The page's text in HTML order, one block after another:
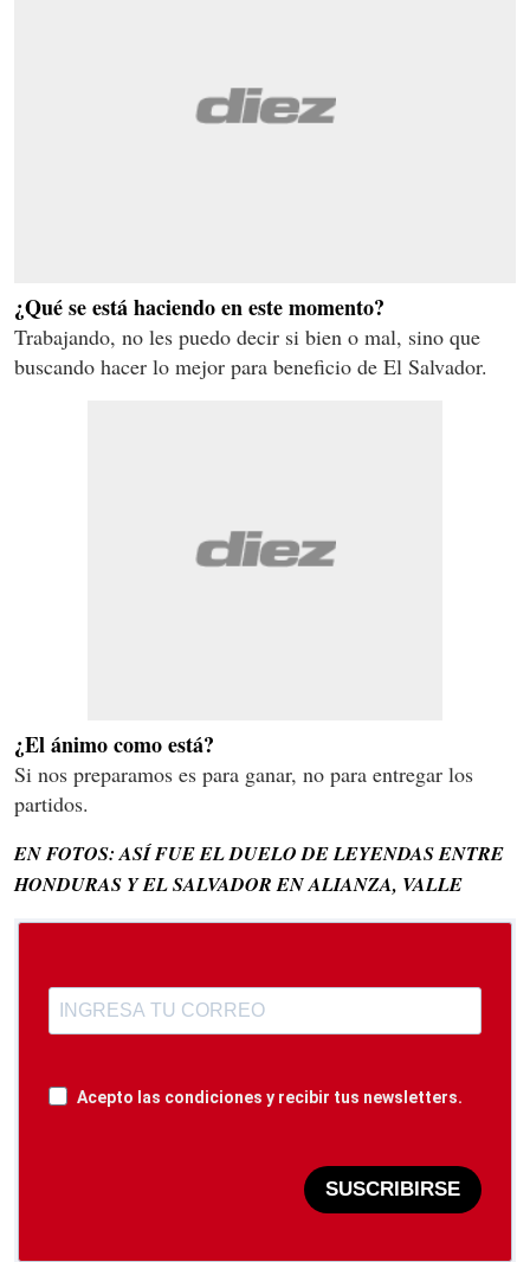
¿Qué se está haciendo en este momento?
Trabajando, no les puedo decir si bien o mal, sino que
buscando hacer lo mejor para beneficio de El Salvador.
¿El ánimo como está?
Si nos preparamos es para ganar, no para entregar los
partidos.
EN FOTOS: ASÍ FUE EL DUELO DE LEYENDAS ENTRE
HONDURAS Y EL SALVADOR EN ALIANZA, VALLE
Acepto las condiciones y recibir tus newsletters.
SUSCRIBIRSE